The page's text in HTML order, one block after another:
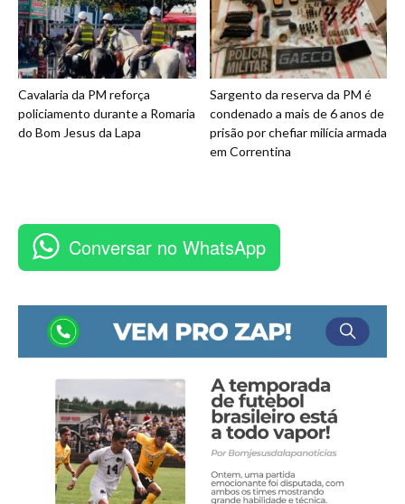
Cavalaria da PM reforça
policiamento durante a Romaria
do Bom Jesus da Lapa
Sargento da reserva da PM é
condenado a mais de 6 anos de
prisão por chefiar milícia armada
em Correntina
Conversar no WhatsApp